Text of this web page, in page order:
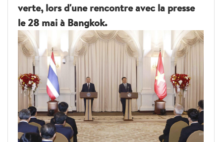
verte, lors d'une rencontre avec la presse
le 28 mai à Bangkok.